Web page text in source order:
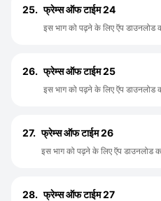
25. फ्रेम्स ऑफ टाईम 24
इस भाग को पढ़ने के लिए ऍप डाउनलोड
26. फ्रेम्स ऑफ टाईम 25
इस भाग को पढ़ने के लिए ऍप डाउनलोड
27. फ्रेम्स ऑफ टाईम 26
इस भाग को पढ़ने के लिए ऍप डाउनलोड
28. फ्रेम्स ऑफ टाईम 27